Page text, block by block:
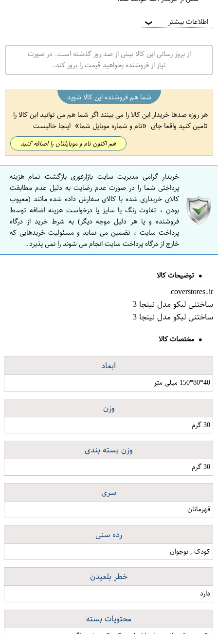
اطلاعات بیشتر ❯
از بروز رسانی این کالا بیش از صد روز گذشته است. در صورت
نیاز از فروشنده بخواهید قیمت را بروز کند.
شما هم فروشنده این کالا شوید
هر روزه صدها خریدار این کالا را می بینند اگر شما هم می توانید این کالا را
تامین کنید واقعا جای
نام و شماره موبایل شما اینجا خالیست
هم اکنون نام و موبایلتان را اضافه کنید
خریدار گرامی مدیریت سایت بازارفوری بازگشت تمام هزینه
پرداختی شما را در صورت عدم رضایت به دلیل عدم مطابقت
کالای خریداری شده با کالای سفارش داده شده مانند (معیوب
بودن ، تفاوت رنگ یا سایز یا درخواست هزینه اضافه توسط
فروشنده و یا هر دلیل موجه دیگر) به شرط خرید از درگاه
پرداخت سایت ، تضمین می نماید و مسئولیت خریدهایی که
خارج از درگاه پرداخت سایت انجام می شوند را نمی پذیرد.
توضیحات کالا
coverstores.ir
ساختنی لبکو مدل نینجا 3
ساختنی لبکو مدل نینجا 3
مختصات کالا
ابعاد
40*80*150 میلی متر
وزن
30 گرم
وزن بسته بندی
30 گرم
سری
قهرمانان
رده سنی
کودک , نوجوان
خطر بلعیدن
دارد
محتویات بسته